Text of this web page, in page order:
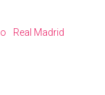
Real Madrid